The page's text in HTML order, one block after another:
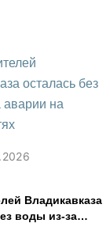
Владикавказа
воды из-за